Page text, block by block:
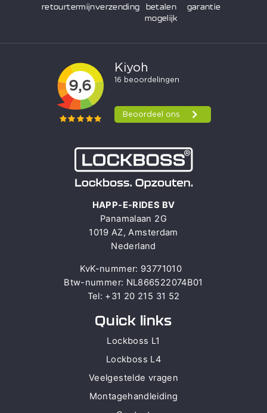
retourtermijnverzending
betalen
mogelijk
garantie
Quick links
Lockboss L1
Lockboss L4
Veelgestelde vragen
Montagehandleiding
HAPP-E-RIDES BV
Panamalaan 2G
1019 AZ, Amsterdam
Nederland
KvK-nummer: 93771010
Btw-nummer: NL866522074B01
Tel: +31 20 215 31 52